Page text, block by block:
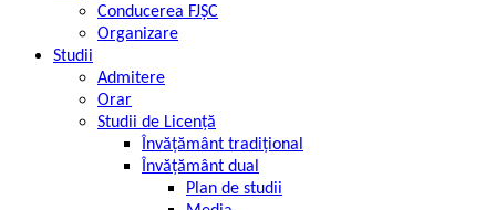
Conducerea FJȘC
Organizare
Studii
Admitere
Orar
Studii de Licență
Învățământ tradițional
Învățământ dual
Plan de studii